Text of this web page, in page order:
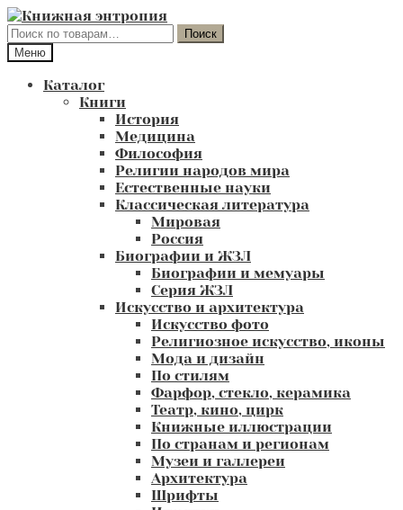
Перейти
к
навигации
Перейти
к
содержимому
Искать:
Поиск
Меню
Каталог
Книги
История
Медицина
Философия
Религии народов мира
Естественные науки
Классическая литература
Мировая
Россия
Биографии и ЖЗЛ
Биографии и мемуары
Серия ЖЗЛ
Искусство и архитектура
Искусство фото
Религиозное искусство, иконы
Мода и дизайн
По стилям
Фарфор, стекло, керамика
Театр, кино, цирк
Книжные иллюстрации
По странам и регионам
Музеи и галлереи
Архитектура
Шрифты